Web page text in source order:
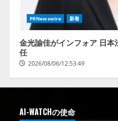
PRNewswire 新着
金光諭佳がインフォア 日
任
2026/08/06/12:53:49
AI-WATCHの使命